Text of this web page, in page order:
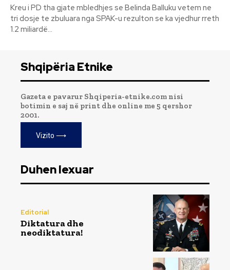
Kreu i PD tha gjate mbledhjes se Belinda Balluku vetem ne
tri dosje te zbuluara nga SPAK-u rezulton se ka vjedhur rreth
1.2 miliardë...
Shqipëria Etnike
Gazeta e pavarur Shqiperia-etnike.com nisi
botimin e saj në print dhe online me 5 qershor
2001.
Vizito ⟶
Duhen lexuar
Editorial
Diktatura dhe
neodiktatura!